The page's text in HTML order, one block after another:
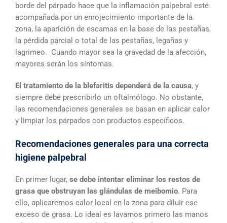
borde del párpado hace que la inflamación palpebral esté
acompañada por un enrojecimiento importante de la
zona, la aparición de escamas en la base de las pestañas,
la pérdida parcial o total de las pestañas, legañas y
lagrimeo. Cuando mayor sea la gravedad de la afección,
mayores serán los síntomas.
El tratamiento de la blefaritis dependerá de la causa, y
siempre debe prescribirlo un oftalmólogo. No obstante,
las recomendaciones generales se basan en aplicar calor
y limpiar los párpados con productos específicos.
Recomendaciones generales para una correcta
higiene palpebral
En primer lugar, se debe intentar eliminar los restos de
grasa que obstruyan las glándulas de meibomio. Para
ello, aplicaremos calor local en la zona para diluir ese
exceso de grasa. Lo ideal es lavarnos primero las manos